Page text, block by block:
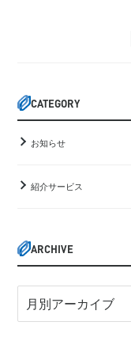
CATEGORY
お知らせ
紹介サービス
ARCHIVE